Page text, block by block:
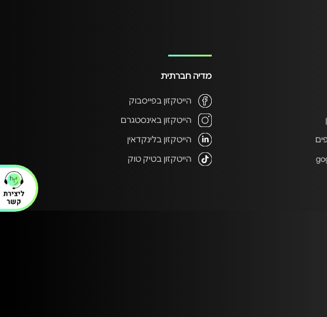
מדיה חברתית
הייטקזון בפייסבוק
הייטקזון באינסטגרם
הייטקזון בלינקדאין
הייטקזון בטיק טוק